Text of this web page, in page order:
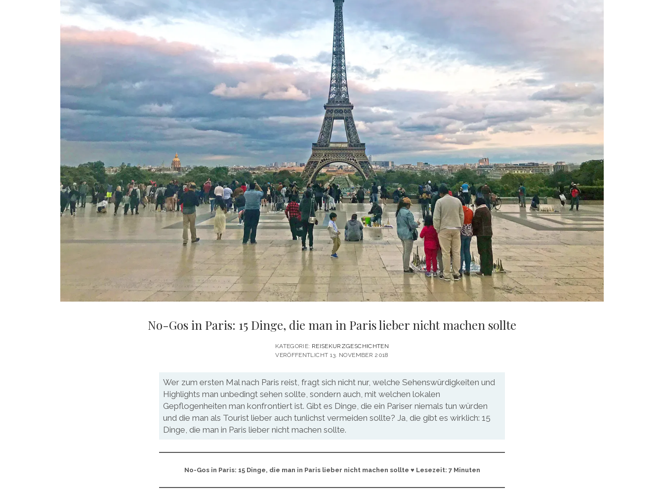
No-Gos in Paris: 15 Dinge, die man in Paris lieber nicht machen sollte
KATEGORIE: REISEKURZGESCHICHTEN
VERÖFFENTLICHT 13. NOVEMBER 2018
Wer zum ersten Mal nach Paris reist, fragt sich nicht nur, welche Sehenswürdigkeiten und
Highlights man unbedingt sehen sollte, sondern auch, mit welchen lokalen
Gepflogenheiten man konfrontiert ist. Gibt es Dinge, die ein Pariser niemals tun würden
und die man als Tourist lieber auch tunlichst vermeiden sollte? Ja, die gibt es wirklich: 15
Dinge, die man in Paris lieber nicht machen sollte.
No-Gos in Paris: 15 Dinge, die man in Paris lieber nicht machen sollte ♥ Lesezeit: 7 Minuten